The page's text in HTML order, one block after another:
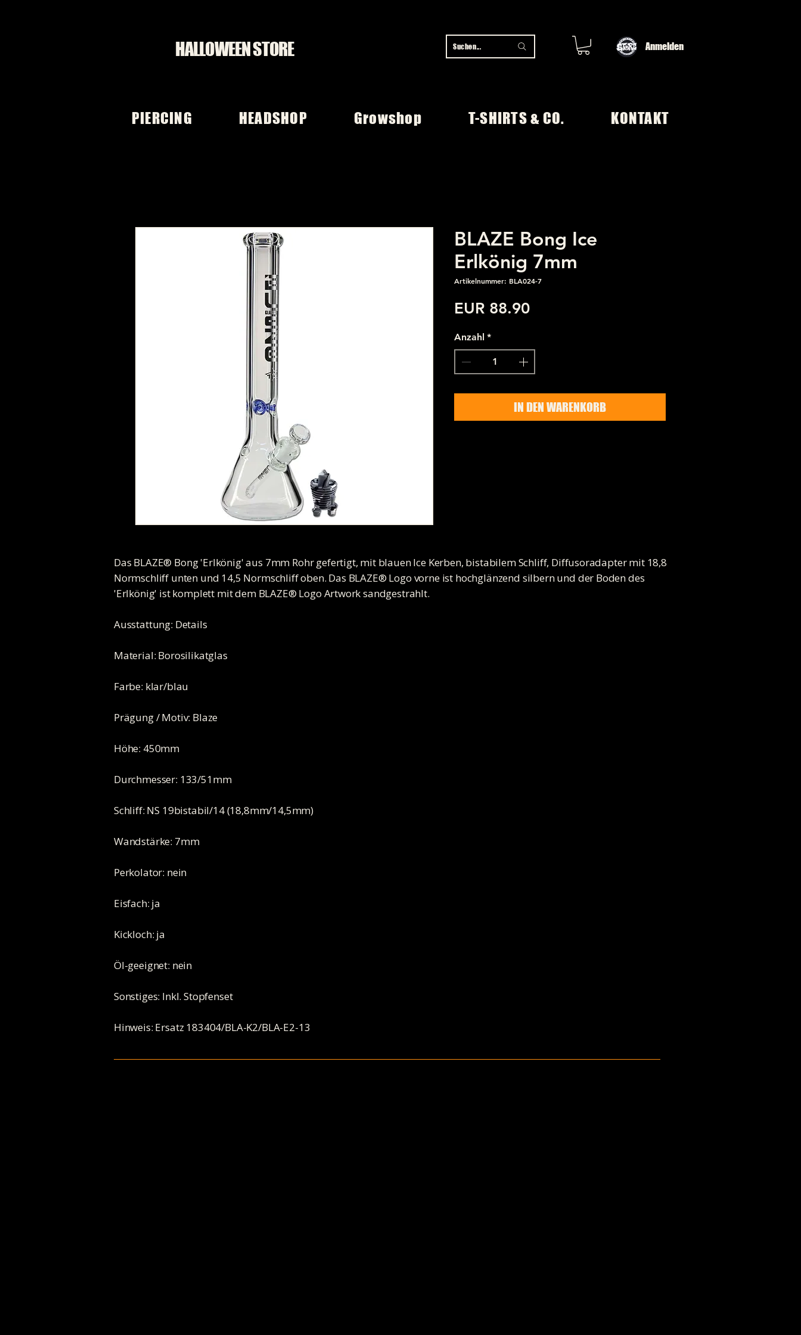
HALLOWEEN STORE Suchen... Anmelden
PIERCING HEADSHOP Growshop T-SHIRTS & CO. KONTAKT
BLAZE Bong Ice
Erlkönig 7mm
Artikelnummer: BLA024-7
EUR 88.90Preis
Anzahl *
IN DEN WARENKORB
Das BLAZE® Bong 'Erlkönig' aus 7mm Rohr gefertigt, mit blauen Ice Kerben, bistabilem Schliff, Diffusoradapter mit 18,8
Normschliff unten und 14,5 Normschliff oben. Das BLAZE® Logo vorne ist hochglänzend silbern und der Boden des
'Erlkönig' ist komplett mit dem BLAZE® Logo Artwork sandgestrahlt.
Ausstattung: Details
Material: Borosilikatglas
Farbe: klar/blau
Prägung / Motiv: Blaze
Höhe: 450mm
Durchmesser: 133/51mm
Schliff: NS 19bistabil/14 (18,8mm/14,5mm)
Wandstärke: 7mm
Perkolator: nein
Eisfach: ja
Kickloch: ja
Öl-geeignet: nein
Sonstiges: Inkl. Stopfenset
Hinweis: Ersatz 183404/BLA-K2/BLA-E2-13